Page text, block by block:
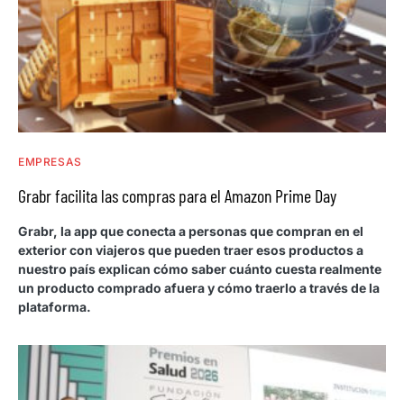
EMPRESAS
Grabr facilita las compras para el Amazon Prime Day
Grabr, la app que conecta a personas que compran en el
exterior con viajeros que pueden traer esos productos a
nuestro país explican cómo saber cuánto cuesta realmente
un producto comprado afuera y cómo traerlo a través de la
plataforma.